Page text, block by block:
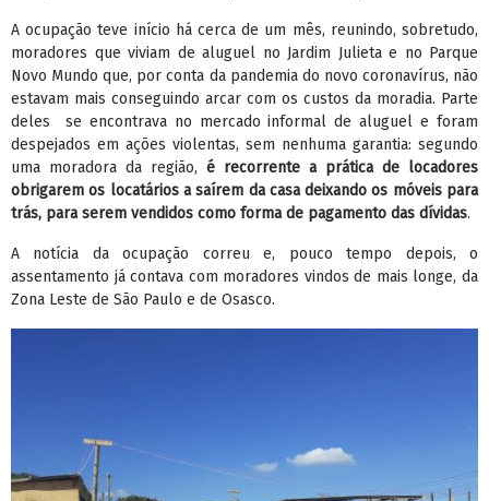
A ocupação teve início há cerca de um mês, reunindo, sobretudo,
moradores que viviam de aluguel no Jardim Julieta e no Parque
Novo Mundo que, por conta da pandemia do novo coronavírus, não
estavam mais conseguindo arcar com os custos da moradia. Parte
deles se encontrava no mercado informal de aluguel e foram
despejados em ações violentas, sem nenhuma garantia: segundo
uma moradora da região, é recorrente a prática de locadores
obrigarem os locatários a saírem da casa deixando os móveis para
trás, para serem vendidos como forma de pagamento das dívidas.
A notícia da ocupação correu e, pouco tempo depois, o
assentamento já contava com moradores vindos de mais longe, da
Zona Leste de São Paulo e de Osasco.